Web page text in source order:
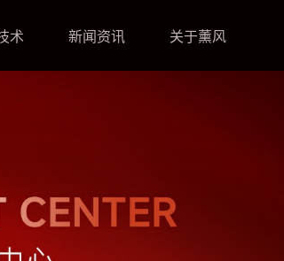
术 新闻资讯 关于薰风